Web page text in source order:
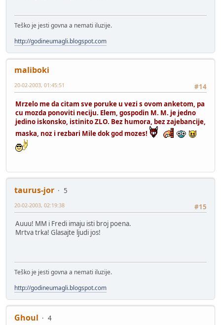
Teško je jesti govna a nemati iluzije.
http://godineumagli.blogspot.com
maliboki
#14
20-02-2003, 01:45:51
Mrzelo me da citam sve poruke u vezi s ovom anketom, pa
cu mozda ponoviti neciju. Elem, gospodin M. M. je jedno
jedino iskonsko, istinito ZLO. Bez humora, bez zajebancije,
maska, noz i rezbari Mile dok god mozes!
taurus-jor
5
#15
20-02-2003, 02:19:38
Auuu! MM i Fredi imaju isti broj poena.
Mrtva trka! Glasajte ljudi jos!
Teško je jesti govna a nemati iluzije.
http://godineumagli.blogspot.com
Ghoul
4